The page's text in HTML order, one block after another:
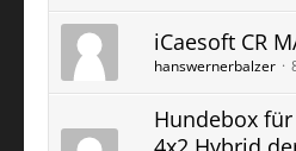
iCaesoft CR
hanswernerbalzer
Hundebox